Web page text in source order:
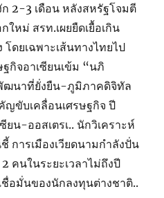
2-3 เดือน หลังสหรัฐโจมตี
ใหม่ สรท.เผยยืดเยื้อเกิน
ดยเฉพาะเส้นทางไทยไป
กิจอาเซียนเข้ม “นภิ
ฒนาที่ยั่งยืน-ภูมิภาคดิจิทัล
ขับเคลื่อนเศรษฐกิจ ปี
น-ออสเตรเ.. นักวิเคราะห์
การเมืองเวียดนามกำลังปั่น
คนในระยะเวลาไม่ถึงปี
อมั่นของนักลงทุนต่างชาติ..